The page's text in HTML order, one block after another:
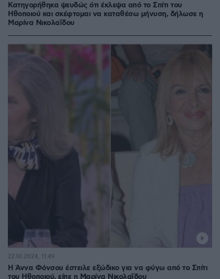
Κατηγορήθηκα ψευδώς ότι έκλεψα από το Σπίτι του
Ηθοποιού και σκέφτομαι να καταθέσω μήνυση, δήλωσε η
Μαρίνα Νικολαΐδου
Η Άννα Φόνσου έστειλε εξώδικο για να φύγω από το Σπίτι
22.10.2024, 11:49